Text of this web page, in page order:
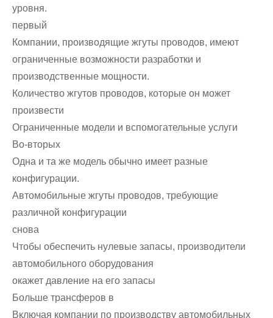
уровня.
первый
Компании, производящие жгуты проводов, имеют
ограниченные возможности разработки и
производственные мощности.
Количество жгутов проводов, которые он может
произвести
Ограниченные модели и вспомогательные услуги
Во-вторых
Одна и та же модель обычно имеет разные
конфигурации.
Автомобильные жгуты проводов, требующие
различной конфигурации
снова
Чтобы обеспечить нулевые запасы, производители
автомобильного оборудования
окажет давление на его запасы
Больше трансферов в
Включая компании по производству автомобильных